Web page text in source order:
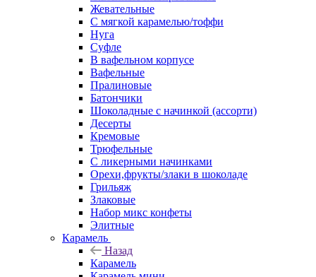
Жевательные
С мягкой карамелью/тоффи
Нуга
Суфле
В вафельном корпусе
Вафельные
Пралиновые
Батончики
Шоколадные с начинкой (ассорти)
Десерты
Кремовые
Трюфельные
С ликерными начинками
Орехи,фрукты/злаки в шоколаде
Грильяж
Злаковые
Набор микс конфеты
Элитные
Карамель
Назад
Карамель